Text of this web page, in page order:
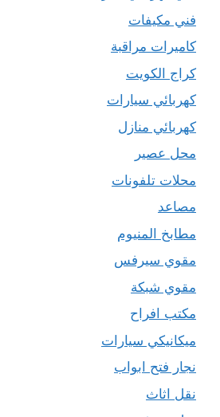
فني مكيفات
كاميرات مراقبة
كراج الكويت
كهربائي سيارات
كهربائي منازل
محل عصير
محلات تلفونات
مصاعد
مطابخ المنيوم
مقوي سيرفس
مقوي شبكة
مكتب افراح
ميكانيكي سيارات
نجار فتح ابواب
نقل اثاث